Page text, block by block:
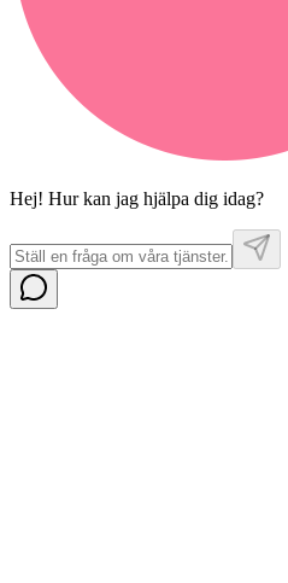
Hej! Hur kan jag hjälpa dig idag?